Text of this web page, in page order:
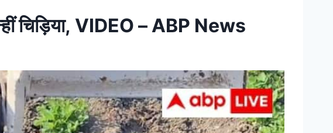
चिड़िया, VIDEO – ABP News